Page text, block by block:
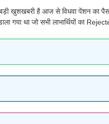
खुशखबरी है आज से विधवा पेंशन का
गया था जो सभी लाभार्थियों का